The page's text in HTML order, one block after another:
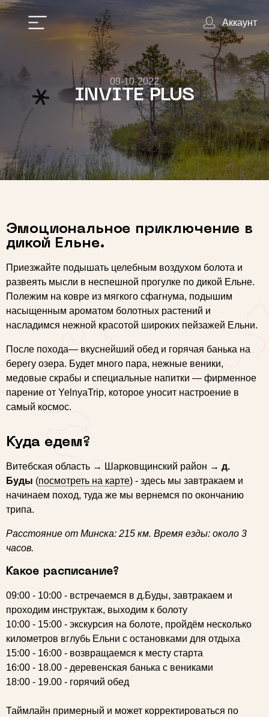
Аккаунт
09-10-2022
INVITE PLUS
Эмоциональное приключение в
дикой Ельне.
Приезжайте подышать целебным воздухом болота и
развеять мысли в неспешной прогулке по дикой Ельне.
Полежим на ковре из мягкого сфагнума, подышим
насыщенным ароматом болотных растений и
насладимся нежной красотой широких пейзажей Ельни.
После похода— вкуснейший обед и горячая банька на
берегу озера. Будет много пара, нежные веники,
медовые скрабы и специальные напитки — фирменное
парение от YelnyaTrip, которое уносит настроение в
самый космос.
Куда едем?
Витебская область → Шарковщинский район → д.
Буды (посмотреть на карте) - здесь мы завтракаем и
начинаем поход, туда же мы вернемся по окончанию
трипа.
Расстояние от Минска: 215 км. Время езды: около 3
часов.
Какое расписание?
09:00 - 10:00 - встречаемся в д.Буды, завтракаем и
проходим инструктаж, выходим к болоту
10:00 - 15:00 - экскурсия на болоте, пройдём несколько
километров вглубь Ельни с остановками для отдыха
15:00 - 16:00 - возвращаемся к месту старта
16:00 - 18.00 - деревенская банька с вениками
18:00 - 19.00 - горячий обед
Таймлайн примерный и может корректироваться по